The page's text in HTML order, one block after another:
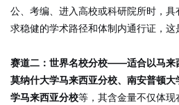
公、考编、进入高校或科研院所时，
求稳健的学术路径和体制内通行证，这
赛道二：世界名校分校——适合以马来
莫纳什大学马来西亚分校、南安普顿
学马来西亚分校等，其含金量不仅体